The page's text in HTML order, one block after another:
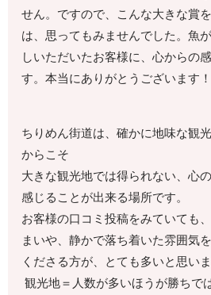
せん。ですので、こんな大きな賞
は、思ってもみませんでした。魚
しいただいたお客様に、心からの
す。本当にありがとうございます！
ちりめん街道は、確かに地味な観
からこそ
大きな観光地では得られない、心
感じることが出来る場所です。
お客様の口コミ投稿をみていても
まいや、静かで落ち着いた雰囲気
くださる方が、とても多いと思いま
観光地＝人数が多いほうが勝ちで